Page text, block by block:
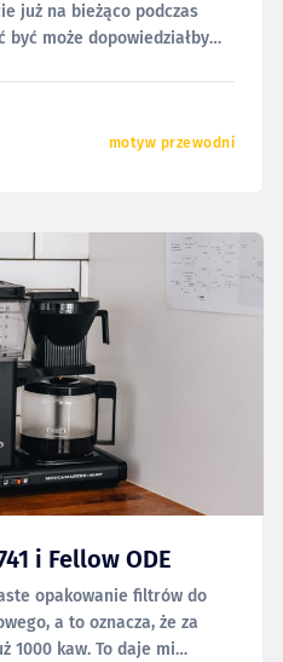
już na bieżąco podczas
może dopowiedziałbym
motyw przewodni
i Fellow ODE
opakowanie filtrów do
a to oznacza, że za
1000 kaw. To daje mi